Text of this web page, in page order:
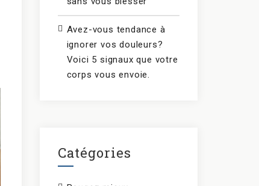
Avez-vous tendance à
ignorer vos douleurs?
Voici 5 signaux que votre
corps vous envoie.
Catégories